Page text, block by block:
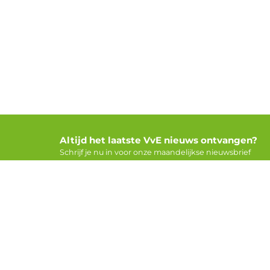
Altijd het laatste VvE nieuws ontvangen?
Schrijf je nu in voor onze maandelijkse nieuwsbrief